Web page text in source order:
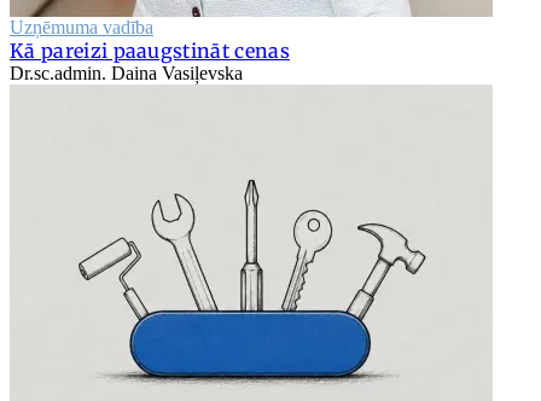
Uzņēmuma vadība
Kā pareizi paaugstināt cenas
Dr.sc.admin. Daina Vasiļevska